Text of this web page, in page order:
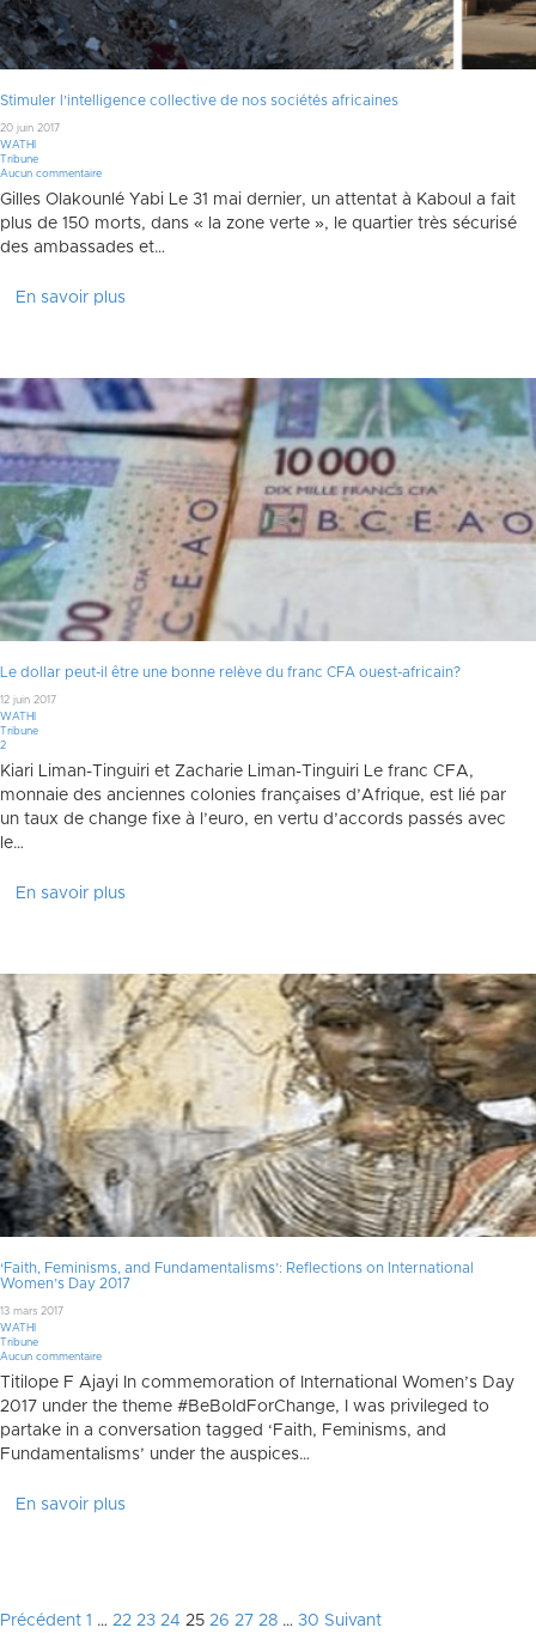
Stimuler l’intelligence collective de nos sociétés africaines
20 juin 2017
WATHI
Tribune
Aucun commentaire
Gilles Olakounlé Yabi Le 31 mai dernier, un attentat à Kaboul a fait
plus de 150 morts, dans « la zone verte », le quartier très sécurisé
des ambassades et…
En savoir plus
Le dollar peut-il être une bonne relève du franc CFA ouest-africain?
12 juin 2017
WATHI
Tribune
2Commentaires
Kiari Liman-Tinguiri et Zacharie Liman-Tinguiri Le franc CFA,
monnaie des anciennes colonies françaises d’Afrique, est lié par
un taux de change fixe à l’euro, en vertu d’accords passés avec
le…
En savoir plus
‘Faith, Feminisms, and Fundamentalisms’: Reflections on International
Women’s Day 2017
13 mars 2017
WATHI
Tribune
Aucun commentaire
Titilope F Ajayi In commemoration of International Women’s Day
2017 under the theme #BeBoldForChange, I was privileged to
partake in a conversation tagged ‘Faith, Feminisms, and
Fundamentalisms’ under the auspices…
En savoir plus
Pagination
Précédent 1 … 22 23 24 25 26 27 28 … 30 Suivant